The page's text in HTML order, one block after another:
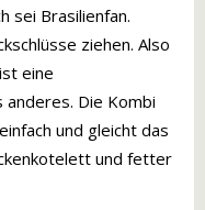
sei Brasilienfan.
ziehen. Also
eine
Die Kombi
und gleicht das
und fetter